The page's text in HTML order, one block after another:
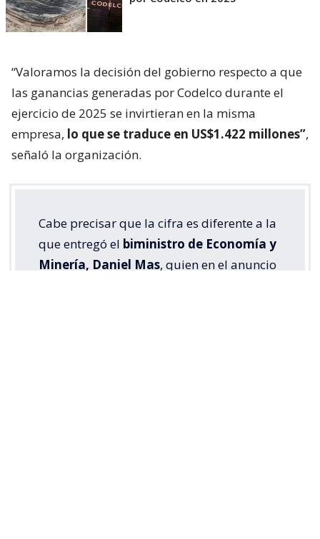
por Codelco en 2025
“Valoramos la decisión del gobierno respecto a que
las ganancias generadas por Codelco durante el
ejercicio de 2025 se invirtieran en la misma
empresa, lo que se traduce en US$1.422 millones” ,
señaló la organización.
Cabe precisar que la cifra es diferente a la
que entregó el biministro de Economía y
Minería, Daniel Mas, quien en el anuncio